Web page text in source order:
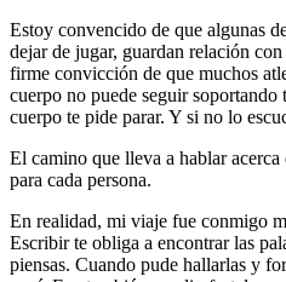
Estoy convencido de que algunas
dejar de jugar, guardan relación
firme convicción de que muchos
cuerpo no puede seguir
cuerpo te pide parar. Y si no lo
El camino que lleva a hablar
para cada persona.
En realidad, mi viaje fue conmigo
Escribir te obliga a encontrar las
piensas. Cuando pude hallarlas y